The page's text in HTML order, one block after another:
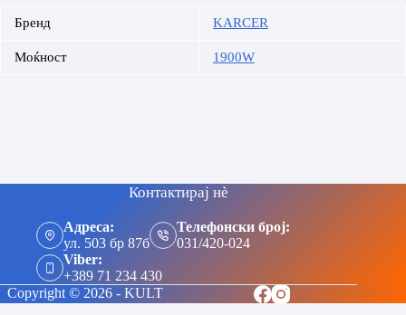
Бренд KARCER
Моќност 1900W
Контактирај нè
Адреса:
ул. 503 бр 87б
Телефонски број:
031/420-024
Viber:
+389 71 234 430
Copyright © 2026 - KULT